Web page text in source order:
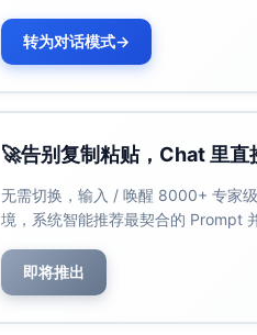
实施效果预测
按优化建议操作，家庭的月度支
储蓄增长，帮助家庭更好地实现整
转为对话模式→
🚀告别复制粘贴，Chat 里直
无需切换，输入 / 唤醒 8000+ 专家
境，系统智能推荐最契合的 Prompt
即将推出